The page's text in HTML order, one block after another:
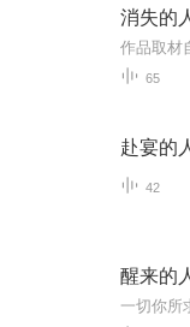
消失的
65
赴宴的
42
醒来的